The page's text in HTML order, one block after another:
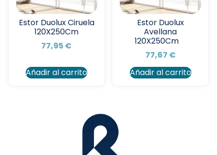
Estor Duolux Ciruela
120X250Cm
77,95 €
Añadir al carrito
Estor Duolux
Avellana
120X250Cm
77,67 €
Añadir al carrito